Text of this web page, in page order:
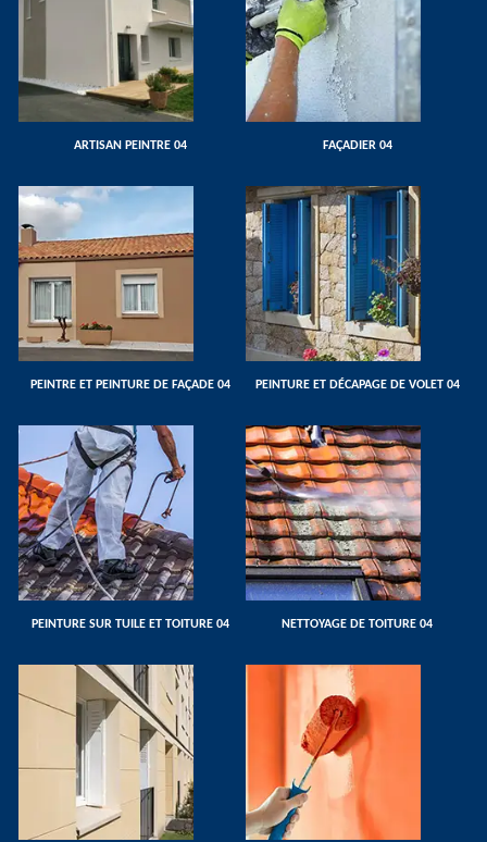
ARTISAN PEINTRE 04 FAÇADIER 04
PEINTRE ET PEINTURE DE FAÇADE 04 PEINTURE ET DÉCAPAGE DE VOLET 04
PEINTURE SUR TUILE ET TOITURE 04 NETTOYAGE DE TOITURE 04